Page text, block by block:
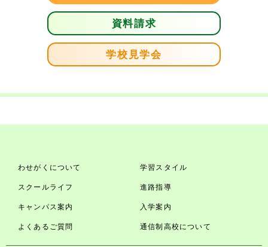
資料請求
学校見学会
わせがくについて 学習スタイル
スクールライフ 進路指導
キャンパス案内 入学案内
よくあるご質問 通信制高校について